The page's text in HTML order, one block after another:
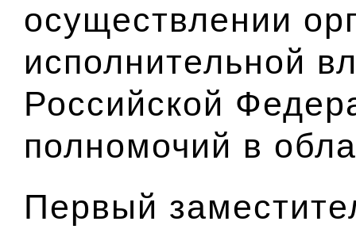
осуществлении
исполнительной
Российской
полномочий в
Первый